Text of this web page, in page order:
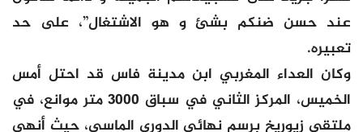
عند حسن ضنكم بشئ و هو الاشتغال”، على حد
تعبيره.
وكان العداء المغربي ابن مدينة فاس قد احتل أمس
الخميس، المركز الثاني في سباق 3000 متر موانع، في
ملتقى زيوريخ برسم نهائي الدوري الماسي، حيث أنهى